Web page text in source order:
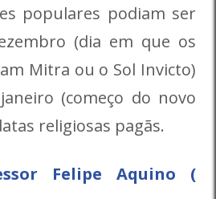
populares podiam ser
(dia em que os
Mitra ou o Sol Invicto)
(começo do novo
religiosas pagãs.
Felipe Aquino (